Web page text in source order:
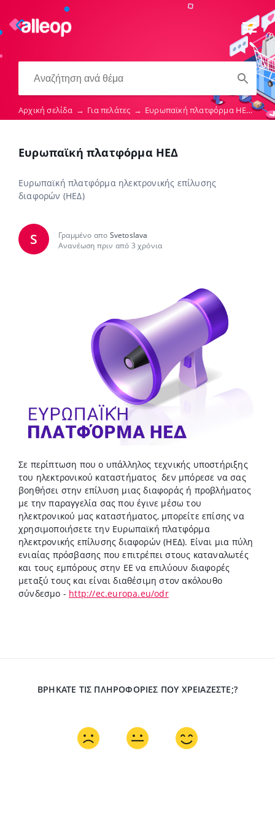
Αρχική σελίδα → Για πελάτες → Ευρωπαϊκή πλατφόρμα ΗΕΔ →
Ευρωπαϊκή πλατφόρμα ΗΕΔ
Ευρωπαϊκή πλατφόρμα ηλεκτρονικής επίλυσης
διαφορών (ΗΕΔ)
S Γραμμένο απο Svetoslava
Ανανέωση πριν από 3 χρόνια
Σε περίπτωση που ο υπάλληλος τεχνικής υποστήριξης
του ηλεκτρονικού καταστήματος δεν μπόρεσε να σας
βοηθήσει στην επίλυση μιας διαφοράς ή προβλήματος
με την παραγγελία σας που έγινε μέσω του
ηλεκτρονικού μας καταστήματος, μπορείτε επίσης να
χρησιμοποιήσετε την Ευρωπαϊκή πλατφόρμα
ηλεκτρονικής επίλυσης διαφορών (ΗΕΔ). Είναι μια πύλη
ενιαίας πρόσβασης που επιτρέπει στους καταναλωτές
και τους εμπόρους στην ΕΕ να επιλύουν διαφορές
μεταξύ τους και είναι διαθέσιμη στον ακόλουθο
σύνδεσμο - http://ec.europa.eu/odr
ΒΡΉΚΑΤΕ ΤΙΣ ΠΛΗΡΟΦΟΡΊΕΣ ΠΟΥ ΧΡΕΙΆΖΕΣΤΕ;?